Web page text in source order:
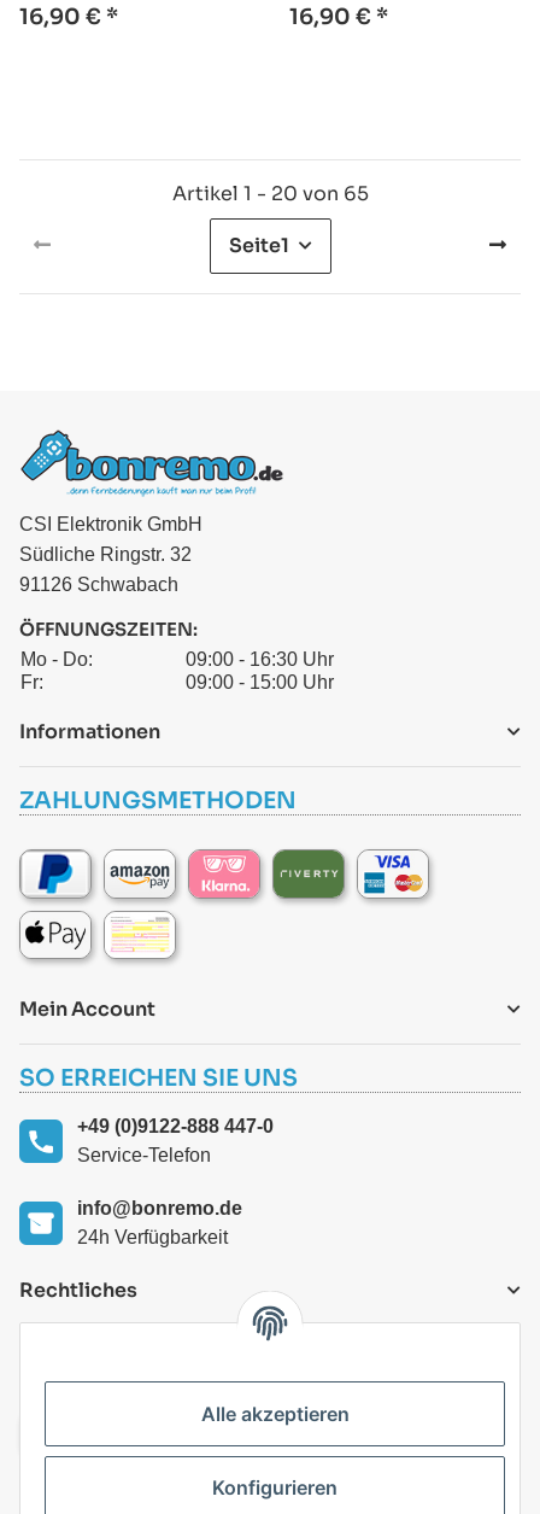
Fernbedienung
16,90 € *
Fernbedienung
16,90 € *
Artikel 1 - 20 von 65
Seite1
CSI Elektronik GmbH
Südliche Ringstr. 32
91126 Schwabach
ÖFFNUNGSZEITEN:
Mo - Do:
09:00 - 16:30 Uhr
Fr:
09:00 - 15:00 Uhr
Informationen
ZAHLUNGSMETHODEN
Mein Account
SO ERREICHEN SIE UNS
+49 (0)9122-888 447-0
Service-Telefon
info@bonremo.de
24h Verfügbarkeit
Rechtliches
Alle akzeptieren
Konfigurieren